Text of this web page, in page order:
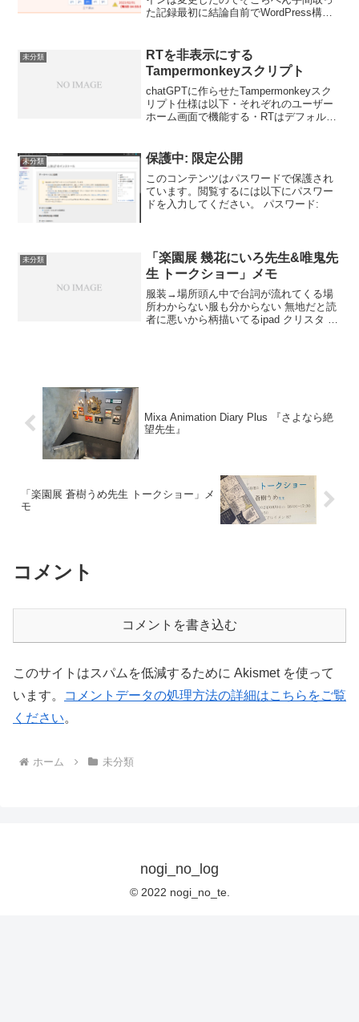
た記録最初に結論自前でWordPress構築
しょうやったことドメイン更新証明書更
新（変更）...
未分類
RTを非表示にする
Tampermonkeyスクリプト
chatGPTに作らせたTampermonkeyスク
リプト仕様は以下・それぞれのユーザー
ホーム画面で機能する・RTはデフォルト
みた画面コードchatGPTの出力を実...
未分類 保護中: 限定公開
このコンテンツはパスワードで保護され
ています。閲覧するには以下にパスワー
ドを入力してください。 パスワード:
未分類
「楽園展 幾花にいろ先生&唯鬼先
生 トークショー」メモ
服装→場所頭ん中で台詞が流れてくる場
所わからない服も分からない 無地だと読
者に悪いから柄描いてるipad クリスタ パ
Mixa Animation Diary Plus 『さよなら絶
望先生』
「楽園展 蒼樹うめ先生 トークショー」メ
モ
コメント
コメントを書き込む
このサイトはスパムを低減するために Akismet を使って
います。
コメントデータの処理方法の詳細はこちらをご覧
ください。
ホーム 未分類
nogi_no_log
© 2022 nogi_no_te.